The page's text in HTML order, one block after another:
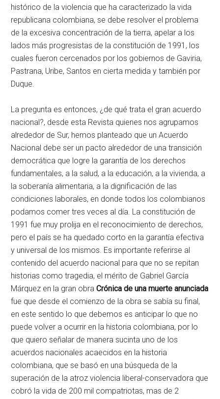
histórico de la violencia que ha caracterizado la vida
republicana colombiana, se debe resolver el problema
de la excesiva concentración de la tierra, apelar a los
lados más progresistas de la constitución de 1991, los
cuales fueron cercenados por los gobiernos de Gaviria,
Pastrana, Uribe, Santos en cierta medida y también por
Duque.
La pregunta es entonces, ¿de qué trata el gran acuerdo
nacional?, desde esta Revista quienes nos agrupamos
alrededor de Sur, hemos planteado que un Acuerdo
Nacional debe ser un pacto alrededor de una transición
democrática que logre la garantía de los derechos
fundamentales, a la salud, a la educación, a la vivienda, a
la soberanía alimentaria, a la dignificación de las
condiciones laborales, en donde todos los colombianos
podamos comer tres veces al día. La constitución de
1991 fue muy prolija en el reconocimiento de derechos,
pero el país se ha quedado corto en la garantía efectiva
y universal de los mismos. Es importante referirse al
contenido del acuerdo nacional para que no se repitan
historias como tragedia, el mérito de Gabriel García
Márquez en la gran obraCrónica de una muerte anunciada
fue que desde el comienzo de la obra se sabía su final,
en este sentido lo que debemos es anticipar lo que no
puede volver a ocurrir en la historia colombiana, por lo
que quiero señalar de manera sucinta uno de los
acuerdos nacionales acaecidos en la historia
colombiana, que se basó en una búsqueda de la
superación de la atroz violencia liberal-conservadora que
cobró la vida de 200 mil compatriotas, mas de 2